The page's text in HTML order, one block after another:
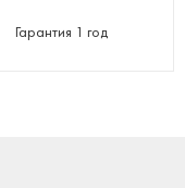
Гарантия 1 год